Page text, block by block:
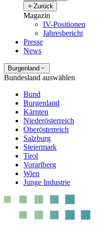
Zurück
Magazin
IV-Positionen
Jahresbericht
Presse
News
Burgenland
Bundesland auswählen
Bund
Burgenland
Kärnten
Niederösterreich
Oberösterreich
Salzburg
Steiermark
Tirol
Vorarlberg
Wien
Junge Industrie